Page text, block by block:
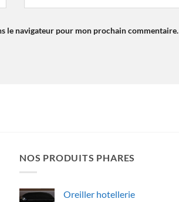
le navigateur pour mon prochain commentaire.
NOS PRODUITS PHARES
Oreiller hotellerie